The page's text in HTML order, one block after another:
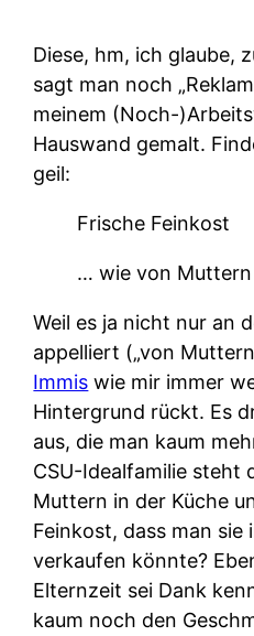
Diese, hm, ich glaube,
sagt man noch
meinem (Noch-
Hauswand gemalt.
geil:
Frische Feinkost
… wie von
Weil es ja nicht nur an
appelliert („von
Immis wie mir immer
Hintergrund rückt. Es
aus, die man kaum
CSU-Idealfamilie steht
Muttern in der Küche
Feinkost, dass man sie
verkaufen könnte?
Elternzeit sei Dank
kaum noch den